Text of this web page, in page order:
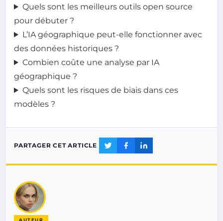
Quels sont les meilleurs outils open source
pour débuter ?
L’IA géographique peut-elle fonctionner avec
des données historiques ?
Combien coûte une analyse par IA
géographique ?
Quels sont les risques de biais dans ces
modèles ?
PARTAGER CET ARTICLE
AUTEUR